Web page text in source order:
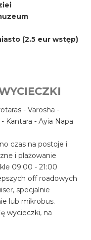
(2.5 eur wstęp)
- Varosha -
Kantara - Ayia Napa
czas na postoje i
i plażowanie
09:00 - 21:00
off roadowych
specjalnie
lub mikrobus.
wycieczki, na